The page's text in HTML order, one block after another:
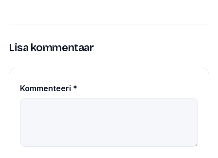
Lisa kommentaar
Kommenteeri *